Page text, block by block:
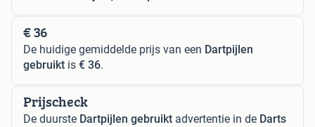
€ 36
De huidige gemiddelde prijs van een Dartpijlen
gebruikt is € 36.
Prijscheck
De duurste Dartpijlen gebruikt advertentie in de Darts